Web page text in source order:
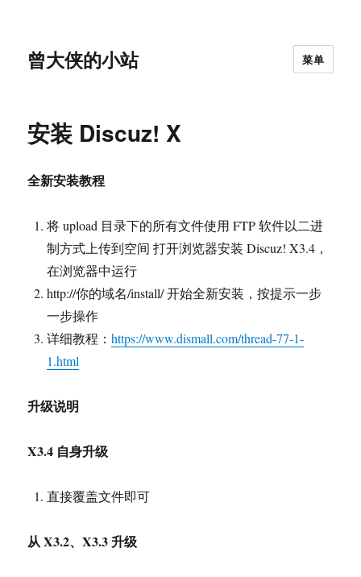
曾大侠的小站 菜单
安装 Discuz! X
全新安装教程
将 upload 目录下的所有文件使用 FTP 软件以二进
制方式上传到空间 打开浏览器安装 Discuz! X3.4，
在浏览器中运行
http://你的域名/install/ 开始全新安装，按提示一步
一步操作
详细教程：https://www.dismall.com/thread-77-1-
1.html
升级说明
X3.4 自身升级
直接覆盖文件即可
从 X3.2、X3.3 升级